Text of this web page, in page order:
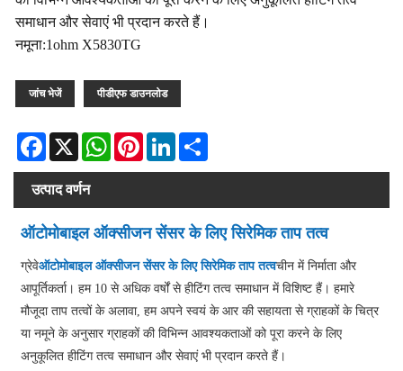
समाधान और सेवाएं भी प्रदान करते हैं।
नमूना:1ohm X5830TG
जांच भेजें पीडीएफ डाउनलोड
Facebook
X WhatsAppPinterestLinkedIn
उत्पाद वर्णन
ऑटोमोबाइल ऑक्सीजन सेंसर के लिए सिरेमिक ताप तत्व
ग्रेवेऑटोमोबाइल ऑक्सीजन सेंसर के लिए सिरेमिक ताप तत्वचीन में निर्माता और
आपूर्तिकर्ता। हम 10 से अधिक वर्षों से हीटिंग तत्व समाधान में विशिष्ट हैं। हमारे
मौजूदा ताप तत्वों के अलावा, हम अपने स्वयं के आर की सहायता से ग्राहकों के चित्र
या नमूने के अनुसार ग्राहकों की विभिन्न आवश्यकताओं को पूरा करने के लिए
अनुकूलित हीटिंग तत्व समाधान और सेवाएं भी प्रदान करते हैं।